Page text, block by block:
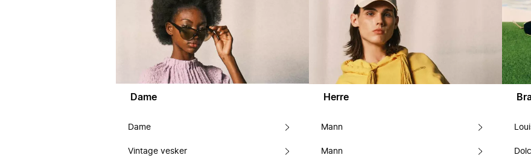
Dame
Dame
Vintage vesker
Herre
Mann
Mann